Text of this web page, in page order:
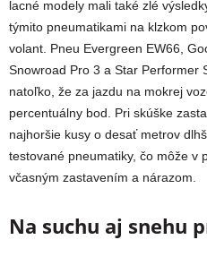
lacné modely mali také zlé
týmito pneumatikami na klzkom
volant. Pneu Evergreen EW66,
Snowroad Pro 3 a Star Performer
natoľko, že za jazdu na mokrej
percentuálny bod. Pri skúške
najhoršie kusy o desať metrov
testované pneumatiky, čo môže v
včasným zastavením a nárazom.
Na suchu aj snehu